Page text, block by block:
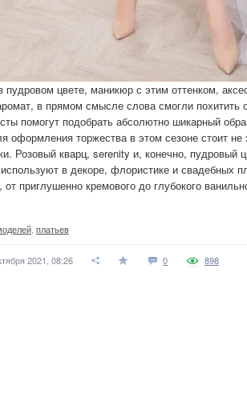
пудровом цвете, маникюр с этим оттенком,
в прямом смысле слова смогли похитить
помогут подобрать абсолютно шикарный
оформления торжества в этом сезоне стоит
Розовый кварц, serenity и, конечно, пудровый
в декоре, флористике и свадебных
приглушенно кремового до глубокого
платьев
2021, 08:26 0 898